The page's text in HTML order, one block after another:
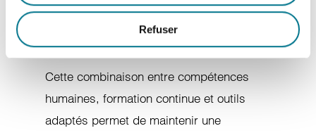
Refuser
d’attente, les priorités et les niveaux
Cette combinaison entre compétences
humaines, formation continue et outils
adaptés permet de maintenir une